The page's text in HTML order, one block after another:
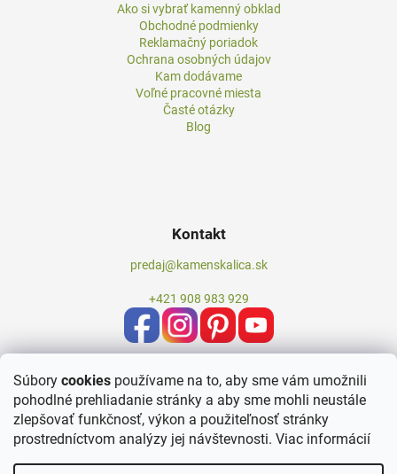
Súbory cookies používame na to, aby sme vám umožnili
pohodlné prehliadanie stránky a aby sme mohli neustále
zlepšovať funkčnosť, výkon a použiteľnosť stránky
prostredníctvom analýzy jej návštevnosti. Viac informácií
Ako si vybrať kamenný obklad
Obchodné podmienky
Reklamačný poriadok
Ochrana osobných údajov
Kam dodávame
Voľné pracovné miesta
Časté otázky
Blog
Kontakt
predaj@kamenskalica.sk
+421 908 983 929